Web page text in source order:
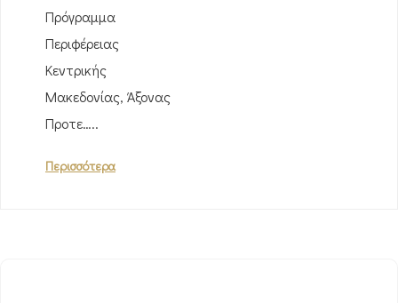
Πρόγραμμα
Περιφέρειας
Κεντρικής
Μακεδονίας, Άξονας
Προτε…..
Περισσότερα